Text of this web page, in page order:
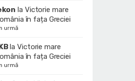
la Victorie mare
în fața Greciei
urmă
laVictorie mare
în fața Greciei
urmă